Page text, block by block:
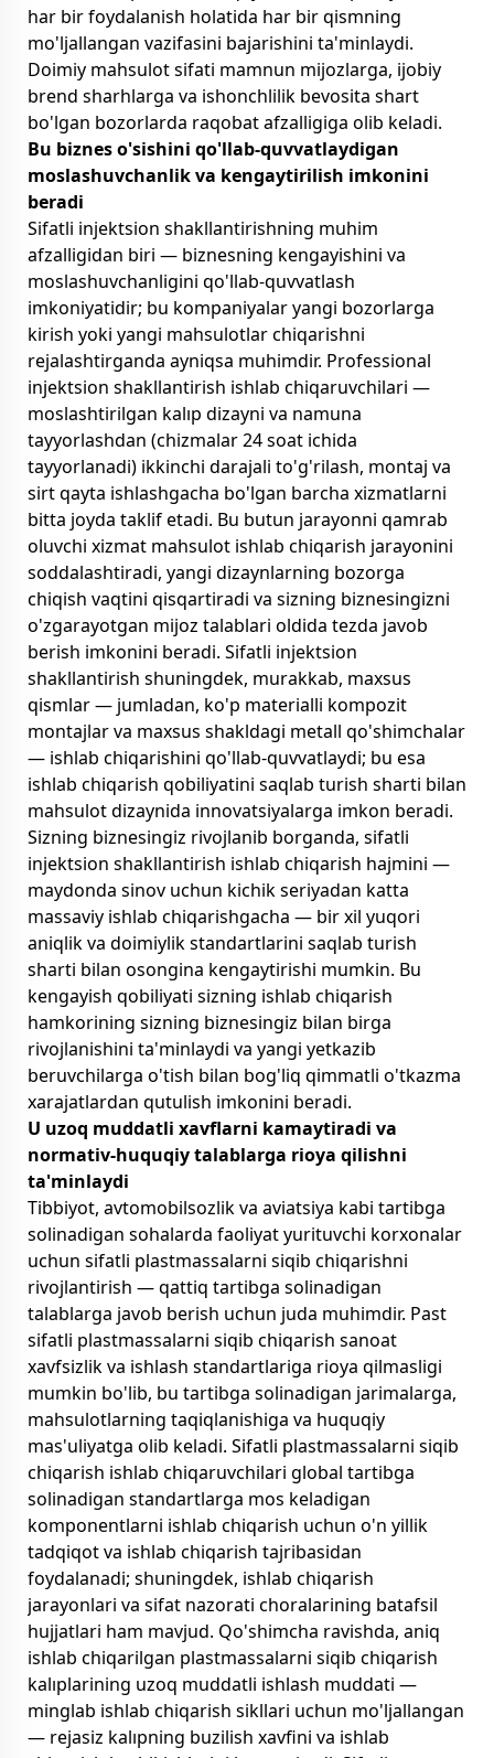
har bir foydalanish holatida har bir qismning
mo'ljallangan vazifasini bajarishini ta'minlaydi.
Doimiy mahsulot sifati mamnun mijozlarga, ijobiy
brend sharhlarga va ishonchlilik bevosita shart
bo'lgan bozorlarda raqobat afzalligiga olib keladi.
Bu biznes o'sishini qo'llab-quvvatlaydigan
moslashuvchanlik va kengaytirilish imkonini
beradi
Sifatli injektsion shakllantirishning muhim
afzalligidan biri — biznesning kengayishini va
moslashuvchanligini qo'llab-quvvatlash
imkoniyatidir; bu kompaniyalar yangi bozorlarga
kirish yoki yangi mahsulotlar chiqarishni
rejalashtirganda ayniqsa muhimdir. Professional
injektsion shakllantirish ishlab chiqaruvchilari —
moslashtirilgan kalıp dizayni va namuna
tayyorlashdan (chizmalar 24 soat ichida
tayyorlanadi) ikkinchi darajali to'g'rilash, montaj va
sirt qayta ishlashgacha bo'lgan barcha xizmatlarni
bitta joyda taklif etadi. Bu butun jarayonni qamrab
oluvchi xizmat mahsulot ishlab chiqarish jarayonini
soddalashtiradi, yangi dizaynlarning bozorga
chiqish vaqtini qisqartiradi va sizning biznesingizni
o'zgarayotgan mijoz talablari oldida tezda javob
berish imkonini beradi. Sifatli injektsion
shakllantirish shuningdek, murakkab, maxsus
qismlar — jumladan, ko'p materialli kompozit
montajlar va maxsus shakldagi metall qo'shimchalar
— ishlab chiqarishini qo'llab-quvvatlaydi; bu esa
ishlab chiqarish qobiliyatini saqlab turish sharti bilan
mahsulot dizaynida innovatsiyalarga imkon beradi.
Sizning biznesingiz rivojlanib borganda, sifatli
injektsion shakllantirish ishlab chiqarish hajmini —
maydonda sinov uchun kichik seriyadan katta
massaviy ishlab chiqarishgacha — bir xil yuqori
aniqlik va doimiylik standartlarini saqlab turish
sharti bilan osongina kengaytirishi mumkin. Bu
kengayish qobiliyati sizning ishlab chiqarish
hamkorining sizning biznesingiz bilan birga
rivojlanishini ta'minlaydi va yangi yetkazib
beruvchilarga o'tish bilan bog'liq qimmatli o'tkazma
xarajatlardan qutulish imkonini beradi.
U uzoq muddatli xavflarni kamaytiradi va
normativ-huquqiy talablarga rioya qilishni
ta'minlaydi
Tibbiyot, avtomobilsozlik va aviatsiya kabi tartibga
solinadigan sohalarda faoliyat yurituvchi korxonalar
uchun sifatli plastmassalarni siqib chiqarishni
rivojlantirish — qattiq tartibga solinadigan
talablarga javob berish uchun juda muhimdir. Past
sifatli plastmassalarni siqib chiqarish sanoat
xavfsizlik va ishlash standartlariga rioya qilmasligi
mumkin bo'lib, bu tartibga solinadigan jarimalarga,
mahsulotlarning taqiqlanishiga va huquqiy
mas'uliyatga olib keladi. Sifatli plastmassalarni siqib
chiqarish ishlab chiqaruvchilari global tartibga
solinadigan standartlarga mos keladigan
komponentlarni ishlab chiqarish uchun o'n yillik
tadqiqot va ishlab chiqarish tajribasidan
foydalanadi; shuningdek, ishlab chiqarish
jarayonlari va sifat nazorati choralarining batafsil
hujjatlari ham mavjud. Qo'shimcha ravishda, aniq
ishlab chiqarilgan plastmassalarni siqib chiqarish
kalıplarining uzoq muddatli ishlash muddati —
minglab ishlab chiqarish sikllari uchun mo'ljallangan
— rejasiz kalıpning buzilish xavfini va ishlab